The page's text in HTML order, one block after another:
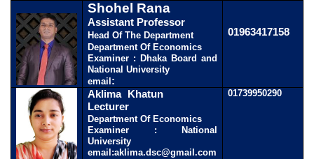
Shohel Rana
Assistant Professor
Head Of The Department
Department Of Economics
Examiner : Dhaka Board and
National University
email :
01963417158
Aklima Khatun
Lecturer
Department Of Economics
Examiner : National
University
email:aklima.dsc@gmail.com
01739950290